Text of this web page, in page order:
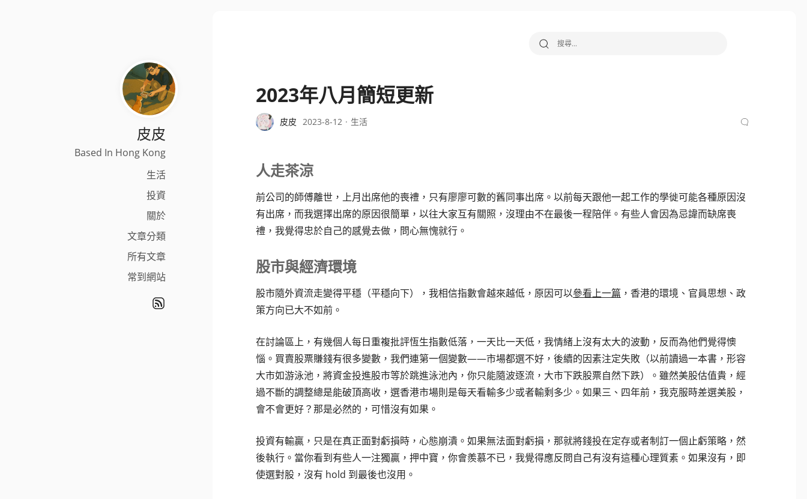
皮皮
Based In Hong Kong
生活
投資
關於
文章分類
所有文章
常到網站
搜尋關鍵字:
2023年八月簡短更新
皮皮 2023-8-12 生活
人走茶涼
前公司的師傅離世，上月出席他的喪禮，只有廖廖可數的舊同事出席。以前每天跟他一起工作的學徙可能各種原因沒
有出席，而我選擇出席的原因很簡單，以往大家互有關照，沒理由不在最後一程陪伴。有些人會因為忌諱而缺席喪
禮，我覺得忠於自己的感覺去做，問心無愧就行。
股市與經濟環境
股市隨外資流走變得平穩（平穩向下），我相信指數會越來越低，原因可以參看上一篇 ，香港的環境、官員思想、政
策方向已大不如前。
在討論區上，有幾個人每日重複批評恆生指數低落，一天比一天低，我情緒上沒有太大的波動，反而為他們覺得懊
惱。買賣股票賺錢有很多變數，我們連第一個變數——市場都選不好，後續的因素注定失敗（以前讀過一本書，形容
大市如游泳池，將資金投進股市等於跳進泳池內，你只能隨波逐流，大市下跌股票自然下跌）。雖然美股估值貴，經
過不斷的調整總是能破頂高收，選香港市場則是每天看輸多少或者輸剩多少。如果三、四年前，我克服時差選美股，
會不會更好？那是必然的，可惜沒有如果。
投資有輸贏，只是在真正面對虧損時，心態崩潰。如果無法面對虧損，那就將錢投在定存或者制訂一個止虧策略，然
後執行。當你看到有些人一注獨贏，押中寶，你會羨慕不已，我覺得應反問自己有沒有這種心理質素。如果沒有，即
使選對股，沒有 hold 到最後也沒用。